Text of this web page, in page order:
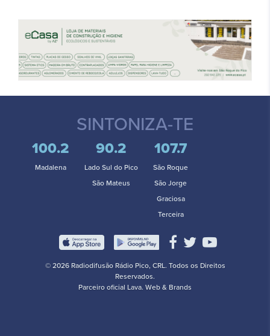
SINTONIZA-TE
100.2
Madalena
90.2
Lado Sul do Pico
São Mateus
107.7
São Roque
São Jorge
Graciosa
Terceira
© 2026 Radiodifusão Rádio Pico, CRL. Todos os Direitos
Reservados.
Parceiro oficial Lava. Web & Brands